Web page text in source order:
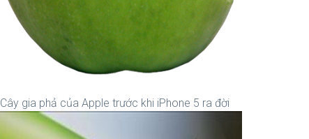
Cây gia phả của Apple trước khi iPhone 5 ra đời